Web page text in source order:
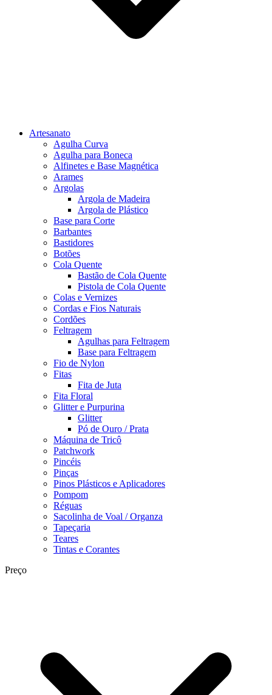
Artesanato
Agulha Curva
Agulha para Boneca
Alfinetes e Base Magnética
Arames
Argolas
Argola de Madeira
Argola de Plástico
Base para Corte
Barbantes
Bastidores
Botões
Cola Quente
Bastão de Cola Quente
Pistola de Cola Quente
Colas e Vernizes
Cordas e Fios Naturais
Cordões
Feltragem
Agulhas para Feltragem
Base para Feltragem
Fio de Nylon
Fitas
Fita de Juta
Fita Floral
Glitter e Purpurina
Glitter
Pó de Ouro / Prata
Máquina de Tricô
Patchwork
Pincéis
Pinças
Pinos Plásticos e Aplicadores
Pompom
Réguas
Sacolinha de Voal / Organza
Tapeçaria
Teares
Tintas e Corantes
Preço